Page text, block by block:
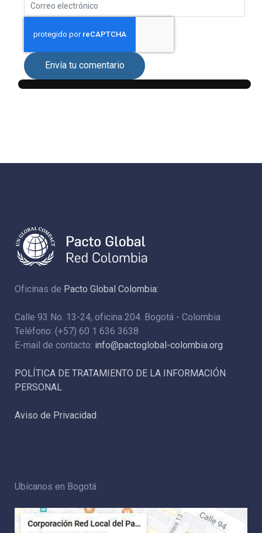
Envía tu comentario
Oficinas de Pacto Global Colombia:
Calle 93 No. 13-24, oficina 204. Bogotá - Colombia
Teléfono: (+57) 60 1 636 3638
E-mail de contacto: info@pactoglobal-colombia.org
POLÍTICA DE TRATAMIENTO DE LA INFORMACIÓN
PERSONAL
Aviso de Privacidad
Ubícanos en Bogotá